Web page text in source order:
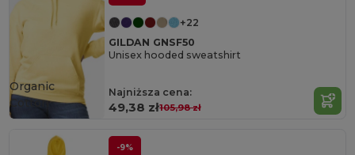
+22
GILDAN GNSF50
Unisex hooded sweatshirt
Najniższa cena:
49,38 zł105,98 zł
Organic
Cotton
-9%